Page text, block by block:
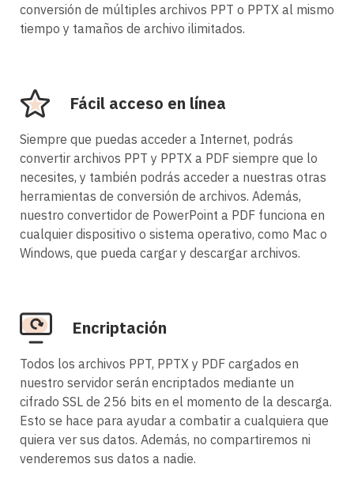
conversión de múltiples archivos PPT o PPTX al mismo
tiempo y tamaños de archivo ilimitados.
Fácil acceso en línea
Siempre que puedas acceder a Internet, podrás
convertir archivos PPT y PPTX a PDF siempre que lo
necesites, y también podrás acceder a nuestras otras
herramientas de conversión de archivos. Además,
nuestro convertidor de PowerPoint a PDF funciona en
cualquier dispositivo o sistema operativo, como Mac o
Windows, que pueda cargar y descargar archivos.
Encriptación
Todos los archivos PPT, PPTX y PDF cargados en
nuestro servidor serán encriptados mediante un
cifrado SSL de 256 bits en el momento de la descarga.
Esto se hace para ayudar a combatir a cualquiera que
quiera ver sus datos. Además, no compartiremos ni
venderemos sus datos a nadie.